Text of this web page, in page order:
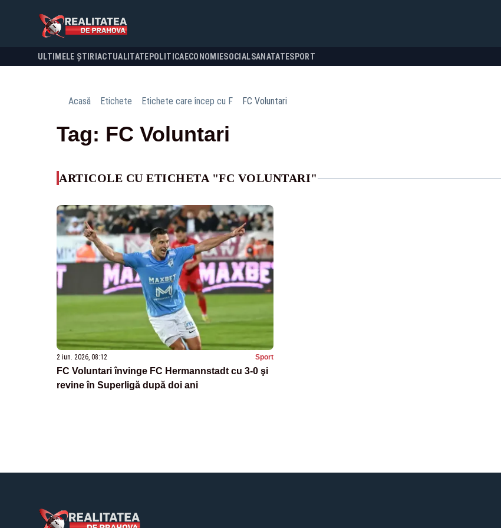
ULTIMELE ȘTIRI ACTUALITATE POLITICA ECONOMIESOCIALSANATATESPORT
Acasă Etichete Etichete care încep cu F FC Voluntari
Tag: FC Voluntari
ARTICOLE CU ETICHETA "FC VOLUNTARI"
2 iun. 2026, 08:12 Sport
FC Voluntari învinge FC Hermannstadt cu 3-0 şi
revine în Superligă după doi ani